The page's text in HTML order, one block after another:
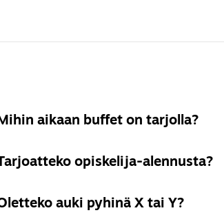
aikaan buffet on tarjolla?
ruokaa buffetin muodossa kaikkina
opiskelija-alennusta?
on mahdollista saada 10%
auki pyhinä X tai Y?